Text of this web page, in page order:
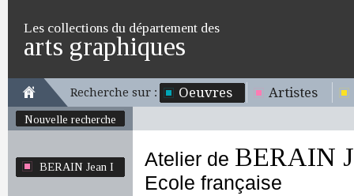
Les collections du département des
arts graphiques
Recherche sur : Oeuvres Artistes
Nouvelle recherche
BERAIN Jean I Atelier de BERAIN
Ecole française